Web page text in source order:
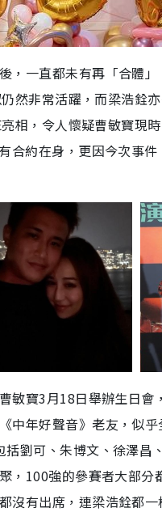
，一直都未有再「合體
然非常活躍，而梁浩銓
相，令人懷疑曹敏寶現
合約在身，更因今次事
敏寶3月18日舉辦生日
中年好聲音》老友，似
劉可、朱博文、徐澤
，100強的參賽者大部
沒有出席，連梁浩銓都一